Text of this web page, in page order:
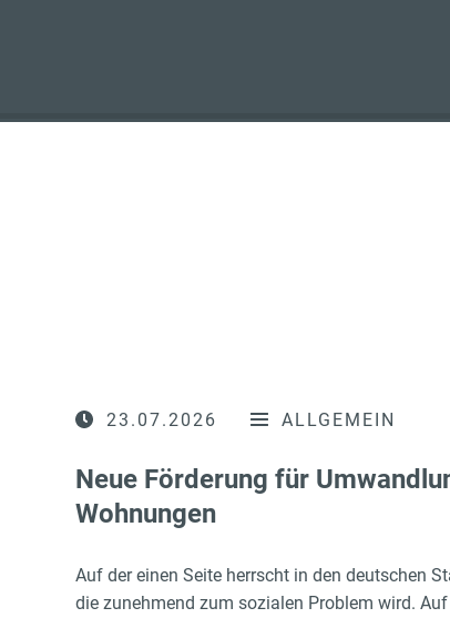
23.07.2026 ALLGEMEIN
Neue Förderung für
Wohnungen
Auf der einen Seite herrscht in den deutschen
die zunehmend zum sozialen Problem wird.